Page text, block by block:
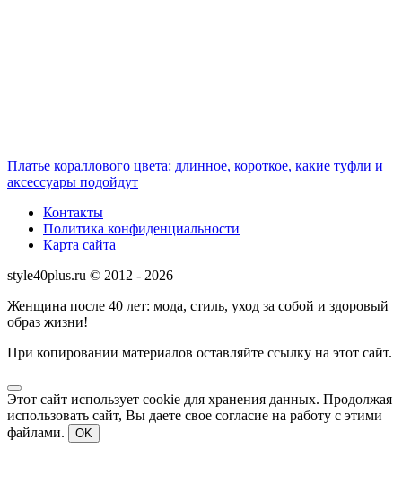
Платье кораллового цвета: длинное, короткое, какие туфли и
аксессуары подойдут
Контакты
Политика конфиденциальности
Карта сайта
style40plus.ru © 2012 - 2026
Женщина после 40 лет: мода, стиль, уход за собой и здоровый
образ жизни!
При копировании материалов оставляйте ссылку на этот сайт.
Этот сайт использует cookie для хранения данных. Продолжая
использовать сайт, Вы даете свое согласие на работу с этими
файлами.
OK